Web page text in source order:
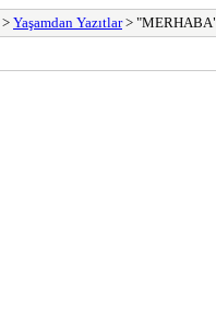
> Yaşamdan Yazıtlar>